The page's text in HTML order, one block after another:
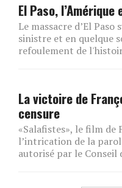
El Paso,
Le massacre d’El
sinistre et en quelque
refoulement de
La victoire de
censure
«Salafistes», le film
l’intrication de la
autorisé par le Conseil